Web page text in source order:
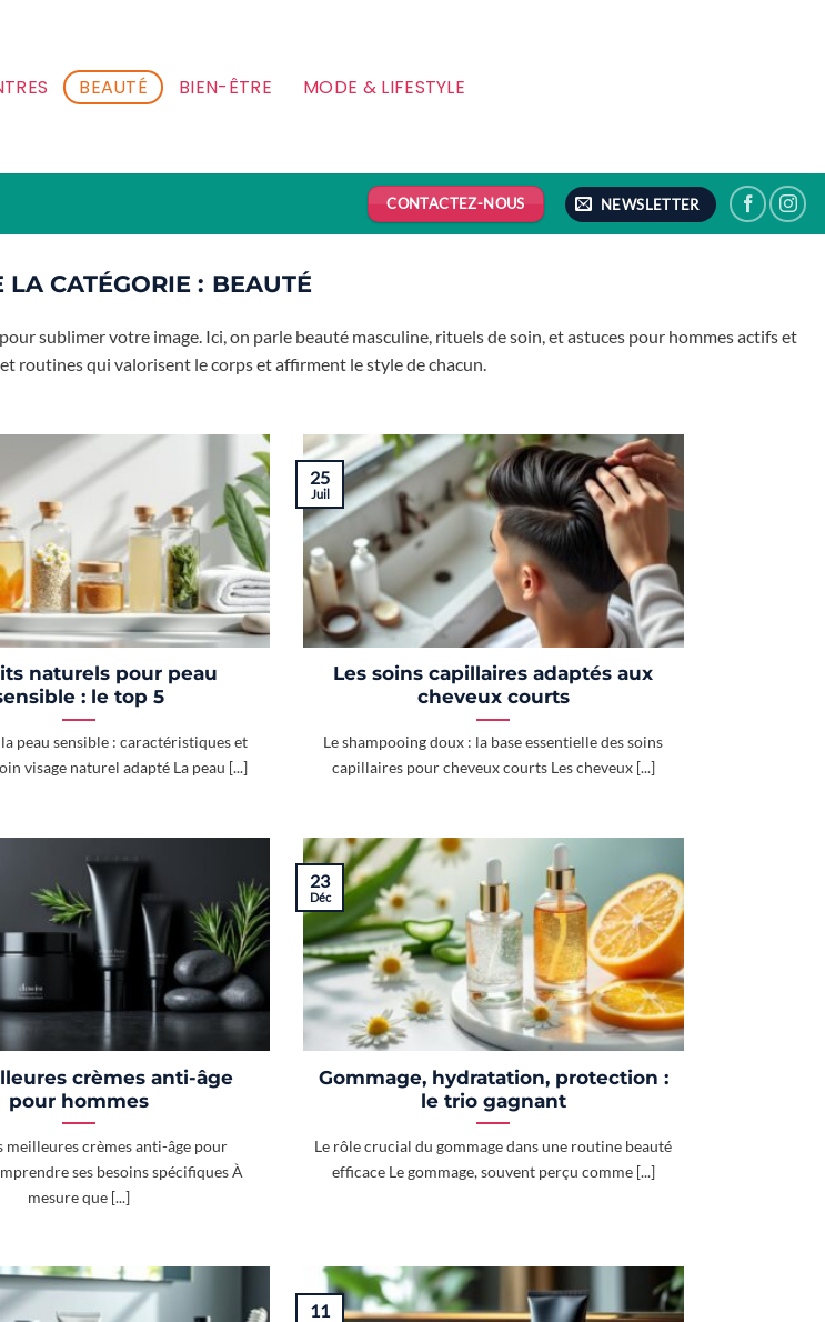
BEAUTÉ BIEN-ÊTRE MODE & LIFESTYLE
CONTACTEZ-NOUS NEWSLETTER
BEAUTÉ
sublimer votre image. Ici, on parle beauté masculine, rituels de soin, et astuces pour hommes actifs et
routines qui valorisent le corps et affirment le style de chacun.
naturels pour peau
: le top 5
peau sensible : caractéristiques et
visage naturel adapté La peau [...]
Les soins capillaires adaptés aux
cheveux courts
Le shampooing doux : la base essentielle des soins
capillaires pour cheveux courts Les cheveux [...]
25
Juil
crèmes anti-âge
pour hommes
meilleures crèmes anti-âge pour
ses besoins spécifiques À
mesure que [...]
Gommage, hydratation, protection :
le trio gagnant
Le rôle crucial du gommage dans une routine beauté
efficace Le gommage, souvent perçu comme [...]
23
Déc
11